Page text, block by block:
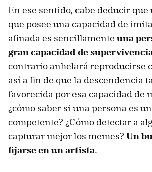
En ese sentido, cabe deducir que
que posee una capacidad de
afinada es sencillamente una
gran capacidad de
contrario anhelará reproducirse
así a fin de que la descendencia
favorecida por esa capacidad de
¿cómo saber si una persona es
competente? ¿Cómo detectar a
capturar mejor los memes? Un
fijarse en un artista.